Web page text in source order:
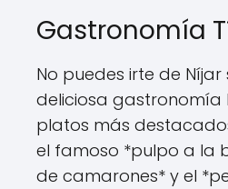
Gastronomía
No puedes irte de
deliciosa gastronomía
platos más
el famoso *pulpo a la
de camarones* y el